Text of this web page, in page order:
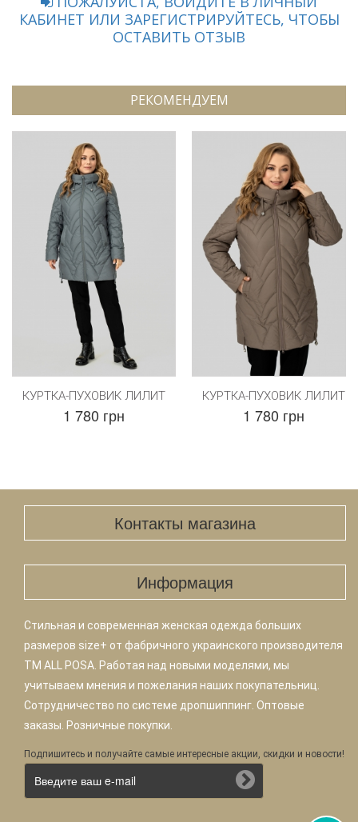
КАБИНЕТ ИЛИ ЗАРЕГИСТРИРУЙТЕСЬ, ЧТОБЫ
ОСТАВИТЬ ОТЗЫВ
РЕКОМЕНДУЕМ
КУРТКА-ПУХОВИК ЛИЛИТ
1 780 грн
КУРТКА-ПУХОВИК ЛИЛИТ
1 780 грн
Контакты магазина
Информация
Стильная и современная женская одежда больших
размеров size+ от фабричного украинского производителя
TM ALL POSA. Работая над новыми моделями, мы
учитываем мнения и пожелания наших покупательниц.
Сотрудничество по системе дропшиппинг. Оптовые
заказы. Розничные покупки.
Подпишитесь и получайте самые интересные акции, скидки и новости!